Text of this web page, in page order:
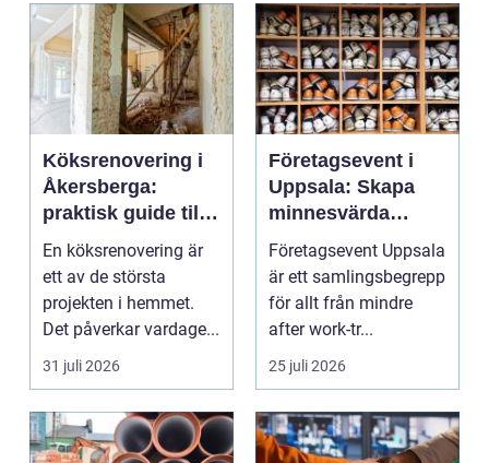
Köksrenovering i
Åkersberga:
praktisk guide till
ett smartare kök
En köksrenovering är
ett av de största
projekten i hemmet.
Det påverkar vardage...
31 juli 2026
Företagsevent i
Uppsala: Skapa
minnesvärda
möten som bygger
starkare team
Företagsevent Uppsala
är ett samlingsbegrepp
för allt från mindre
after work-tr...
25 juli 2026